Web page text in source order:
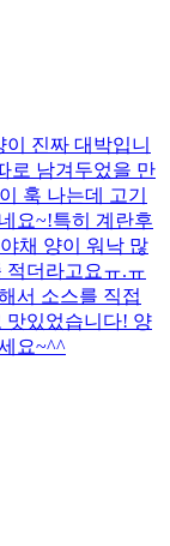
진짜 대박입니
로 남겨두었을 만
훅 나는데 고기
요~!특히 계란후
채 양이 워낙 많
적더라고요ㅠ.ㅠ
서 소스를 직접
맛있었습니다! 양
요~^^